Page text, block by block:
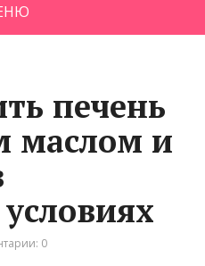
печень
маслом и
0